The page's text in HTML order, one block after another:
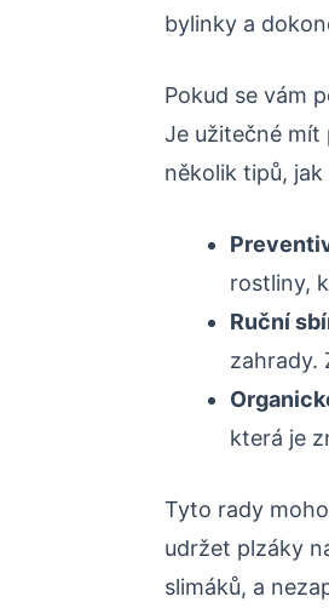
bylinky a
Pokud se vám
Je užitečné mít
několik tipů,
rostliny,
Ruční
zahrady.
která je
Tyto rady
udržet plzáky
slimáků, a